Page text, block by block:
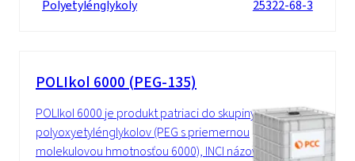
Polyetylénglykoly 25322-68-3
POLIkol 6000 (PEG-135)
POLIkol 6000 je produkt patriaci do skupiny
polyoxyetylénglykolov (PEG s priemernou
molekulovou hmotnosťou 6000), INCI názov: